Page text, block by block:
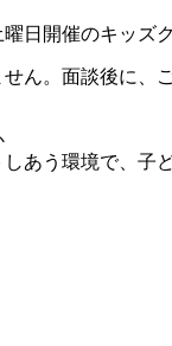
日開催のキッズ
ん。面談後に、
あう環境で、子